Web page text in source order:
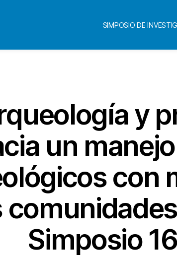
SIMPOSIO DE
y
un
con
Simposio